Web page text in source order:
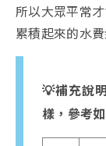
所以大眾平常
累積起來的水
💡補充說
樣，參考